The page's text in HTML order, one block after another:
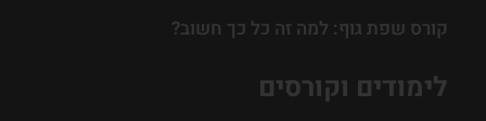
לימודים וקורסים
קורס שפת גוף: למה זה כל כך חשוב?